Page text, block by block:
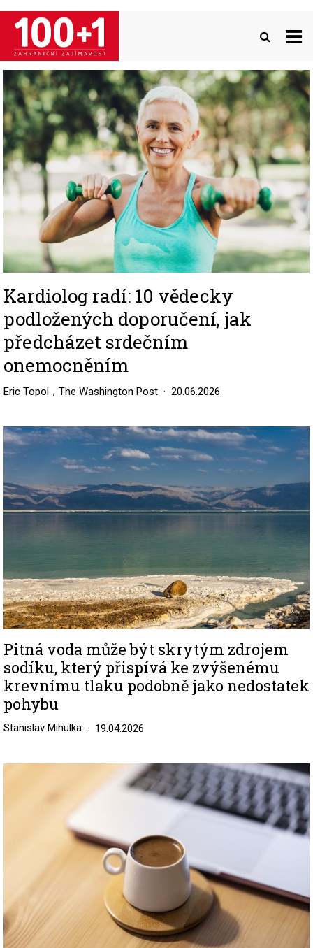
Přejít
hlavnímu
obsahu
Image
Kardiolog radí: 10 vědecky
podložených doporučení, jak
předcházet srdečním
onemocněním
Eric Topol , The Washington Post 20.06.2026
Image
Pitná voda může být skrytým zdrojem
sodíku, který přispívá ke zvýšenému
krevnímu tlaku podobně jako nedostatek
pohybu
Stanislav Mihulka 19.04.2026